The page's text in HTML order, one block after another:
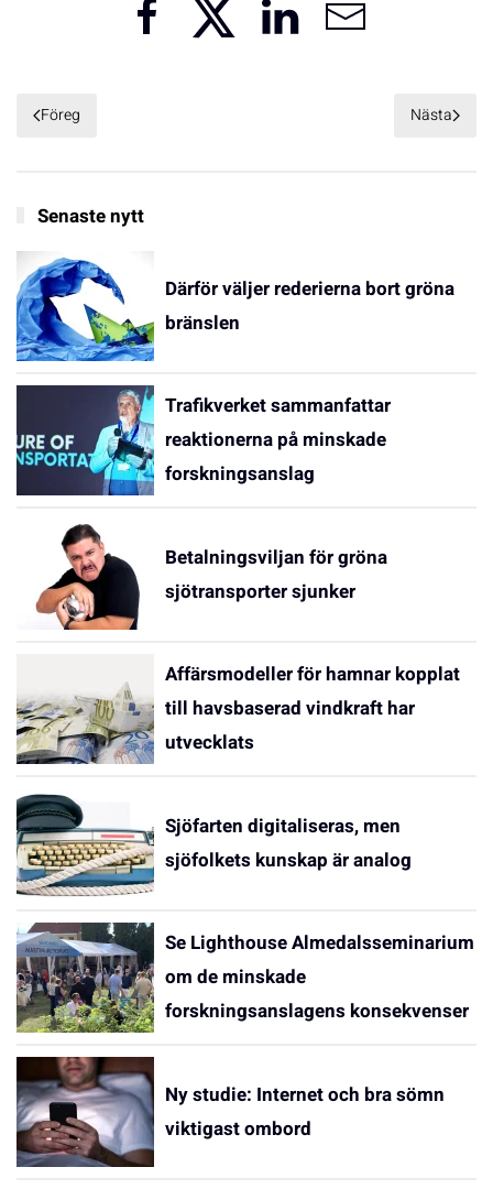
Föreg Nästa
Senaste nytt
Därför väljer rederierna bort gröna
bränslen
Trafikverket sammanfattar
reaktionerna på minskade
forskningsanslag
Betalningsviljan för gröna
sjötransporter sjunker
Affärsmodeller för hamnar kopplat
till havsbaserad vindkraft har
utvecklats
Sjöfarten digitaliseras, men
sjöfolkets kunskap är analog
Se Lighthouse Almedalsseminarium
om de minskade
forskningsanslagens konsekvenser
Ny studie: Internet och bra sömn
viktigast ombord